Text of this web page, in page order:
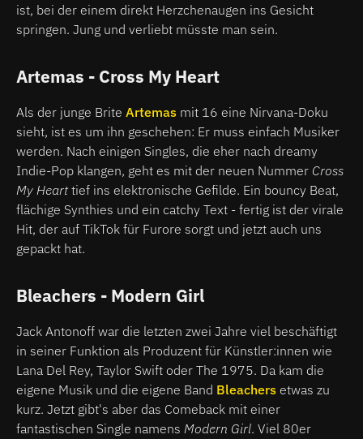
ist, bei der einem direkt Herzchenaugen ins Gesicht
springen. Jung und verliebt müsste man sein.
Artemas - Cross My Heart
Als der junge Brite Artemas mit 16 eine Nirvana-Doku
sieht, ist es um ihn geschehen: Er muss einfach Musiker
werden. Nach einigen Singles, die eher nach dreamy
Indie-Pop klangen, geht es mit der neuen Nummer Cross
My Hearttief ins elektronische Gefilde. Ein bouncy Beat,
flächige Synthies und ein catchy Text - fertig ist der virale
Hit, der auf TikTok für Furore sorgt und jetzt auch uns
gepackt hat.
Bleachers - Modern Girl
Jack Antonoff war die letzten zwei Jahre viel beschäftigt
in seiner Funktion als Produzent für Künstler:innen wie
Lana Del Rey, Taylor Swift oder The 1975. Da kam die
eigene Musik und die eigene Band Bleachers etwas zu
kurz. Jetzt gibt's aber das Comeback mit einer
fantastischen Single namens Modern Girl. Viel 80er